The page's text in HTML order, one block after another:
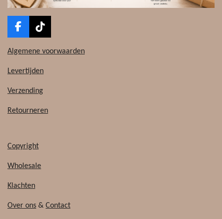
F
c
b
o
T
k
o
Algemene voorwaarden
Levertijden
Verzending
Retourneren
Copyright
Wholesale
Klachten
Over ons & Contact